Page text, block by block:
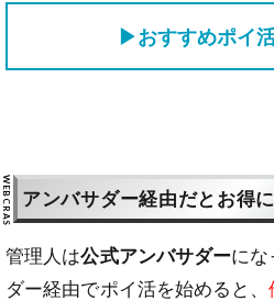
▶おすすめポイ
アンバサダー経由だとお得
管理人は公式アンバサダーにな
ダー経由でポイ活を始めると、